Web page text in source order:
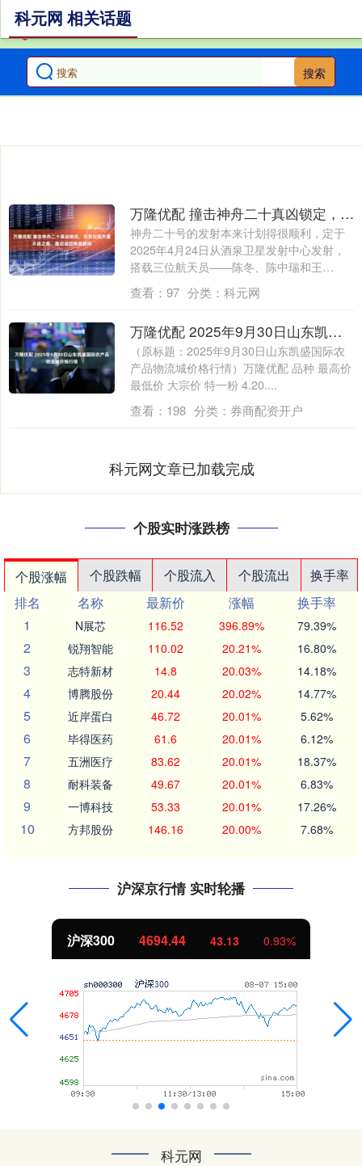
搜索
科元网 相关话题
万隆优配 撞击神舟二十真凶锁定，太空出现大量不速之客，推迟返回有危险吗
神舟二十号的发射本来计划得很顺利，定于
2025年4月24日从酒泉卫星发射中心发射，
搭载三位航天员——陈冬、陈中瑞和王
杰，....
查看： 97 分类： 科元网
万隆优配 2025年9月30日山东凯盛国际农产品物流城价格行情
（原标题：2025年9月30日山东凯盛国际农
产品物流城价格行情）万隆优配 品种 最高价
最低价 大宗价 特一粉 4.20....
查看： 198 分类： 券商配资开户
科元网文章已加载完成
个股实时涨跌榜
个股涨幅 个股跌幅 个股流入 个股流出
换手率
排名
名称 最新价 涨幅
换手率
1
N展芯 116.52 396.89% 79.39%
2 锐翔智能 110.02 20.21% 16.80%
3 志特新材 14.8 20.03% 14.18%
4 博腾股份 20.44 20.02% 14.77%
5 近岸蛋白 46.72 20.01% 5.62%
6 毕得医药 61.6 20.01% 6.12%
7 五洲医疗 83.62 20.01% 18.37%
8 耐科装备 49.67 20.01% 6.83%
9 一博科技 53.33 20.01% 17.26%
10 方邦股份 146.16 20.00% 7.68%
沪深京行情 实时轮播
沪深300 4694.44 43.13 0.93%
科元网